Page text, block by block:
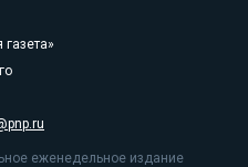
еженедельное издание